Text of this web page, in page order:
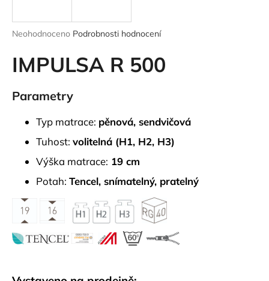
Průměrné
produktu
z
5
Neohodnoceno Podrobnosti hodnocení
IMPULSA R 500
Parametry
Typ matrace: pěnová, sendvičová
Tuhost: volitelná (H1, H2, H3)
Výška matrace: 19 cm
Potah: Tencel, snímatelný, pratelný
j
t
?
HLEDAT
o
r